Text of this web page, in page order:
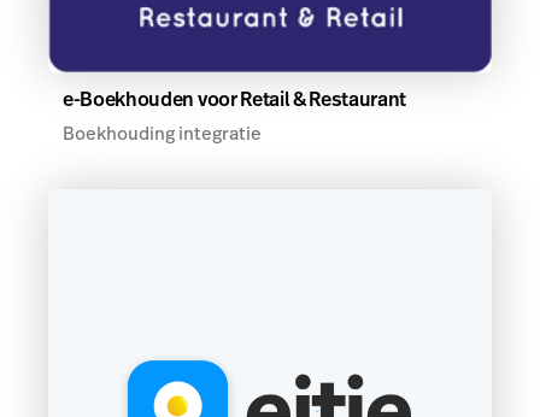
e-Boekhouden voor Retail & Restaurant
Boekhouding integratie